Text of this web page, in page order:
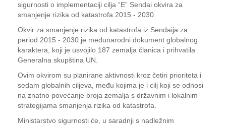
sigurnosti o implementaciji cilja “E” Sendai okvira za
smanjenje rizika od katastrofa 2015 - 2030.
Okvir za smanjenje rizika od katastrofa iz Sendaija za
period 2015 - 2030 je međunarodni dokument globalnog
karaktera, koji je usvojilo 187 zemalja članica i prihvatila
Generalna skupština UN.
Ovim okvirom su planirane aktivnosti kroz četiri prioriteta i
sedam globalnih ciljeva, među kojima je i cilj koji se odnosi
na znatno povećanje broja zemalja s državnim i lokalnim
strategijama smanjenja rizika od katastrofa.
Ministarstvo sigurnosti će, u saradnji s nadležnim